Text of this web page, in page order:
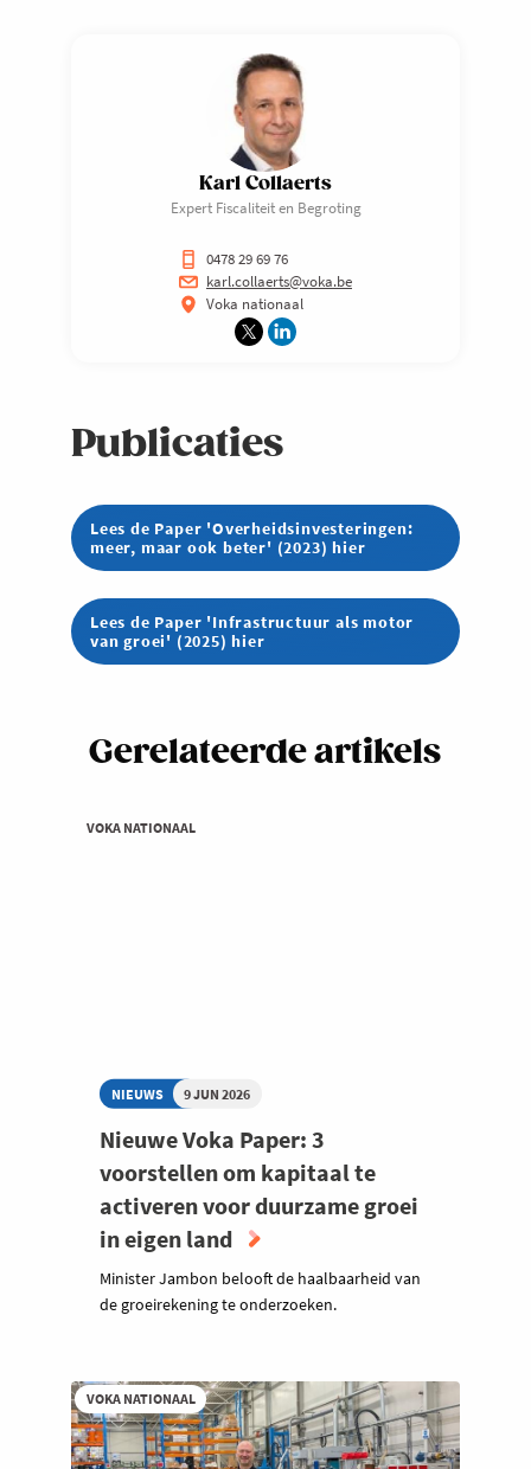
Karl Collaerts
Expert Fiscaliteit en Begroting
0478 29 69 76
karl.collaerts@voka.be
Voka nationaal
Publicaties
Lees de Paper 'Overheidsinvesteringen:
meer, maar ook beter' (2023) hier
Lees de Paper 'Infrastructuur als motor
van groei' (2025) hier
Gerelateerde artikels
VOKA NATIONAAL
NIEUWS 9 JUN 2026
Nieuwe Voka Paper: 3
voorstellen om kapitaal te
activeren voor duurzame groei
in eigen land
Minister Jambon belooft de haalbaarheid van
de groeirekening te onderzoeken.
VOKA NATIONAAL